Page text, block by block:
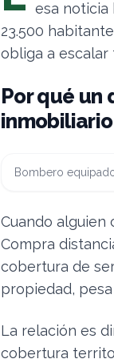
esa noticia
23.500
obliga a escalar
Por qué un
inmobiliario
Bombero
Cuando alguien
Compra
cobertura de
propiedad,
La relación es
cobertura